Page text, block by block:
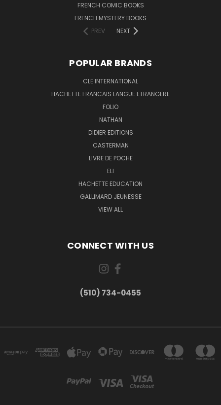
FRENCH COMIC BOOKS
FRENCH MYSTERY BOOKS
PREV
NEXT
POPULAR BRANDS
CLE INTERNATIONAL
HACHETTE FRANCAIS LANGUE ETRANGERE
FOLIO
NATHAN
DIDIER EDITIONS
CASTERMAN
LIVRE DE POCHE
ELI
HACHETTE EDUCATION
GALLIMARD JEUNESSE
VIEW ALL
CONNECT WITH US
(510) 734-0455